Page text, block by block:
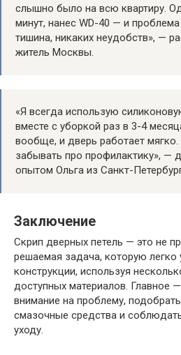
слышно было на всю квартиру.
минут, нанес WD-40 — и
тишина, никаких неудобств», —
житель Москвы.
«Я всегда использую
вместе с уборкой раз в 3-4
вообще, и дверь работает
забывать про профилактику», —
опытом Ольга из Санкт-
Заключение
Скрип дверных петель — это не
решаемая задача, которую легко
конструкции, используя
доступных материалов. Главное
внимание на проблему,
смазочные средства и
уходу.